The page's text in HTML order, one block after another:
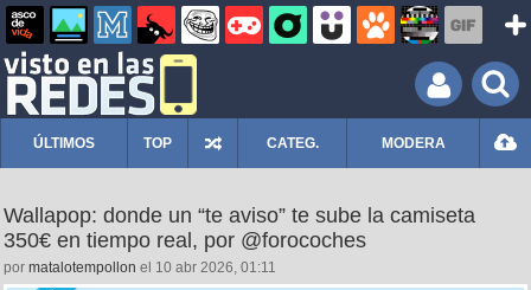
ÚLTIMOS TOP CATEG. MODERA
Wallapop: donde un “te aviso” te sube la camiseta
350€ en tiempo real, por @forocoches
por matalotempollon el 10 abr 2026, 01:11